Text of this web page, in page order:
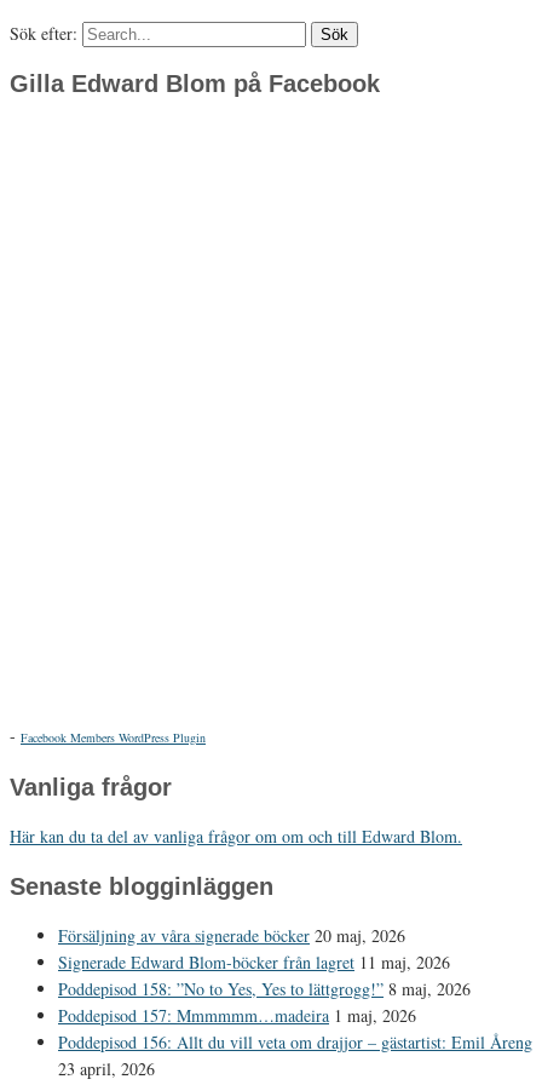
Sök efter:
Gilla Edward Blom på Facebook
- Facebook Members WordPress Plugin
Vanliga frågor
Här kan du ta del av vanliga frågor om om och till Edward Blom.
Senaste blogginläggen
Försäljning av våra signerade böcker 20 maj, 2026
Signerade Edward Blom-böcker från lagret 11 maj, 2026
Poddepisod 158: ”No to Yes, Yes to lättgrogg!” 8 maj, 2026
Poddepisod 157: Mmmmmm…madeira 1 maj, 2026
Poddepisod 156: Allt du vill veta om drajjor – gästartist: Emil Åreng
23 april, 2026